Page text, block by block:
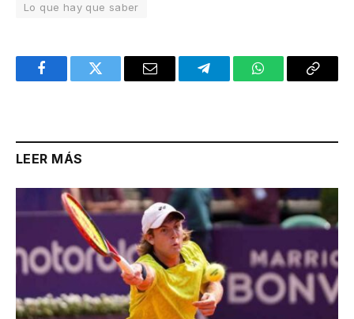
Lo que hay que saber
FacebookTwitter Email TelegramWhatsAppCopy
LEER MÁS